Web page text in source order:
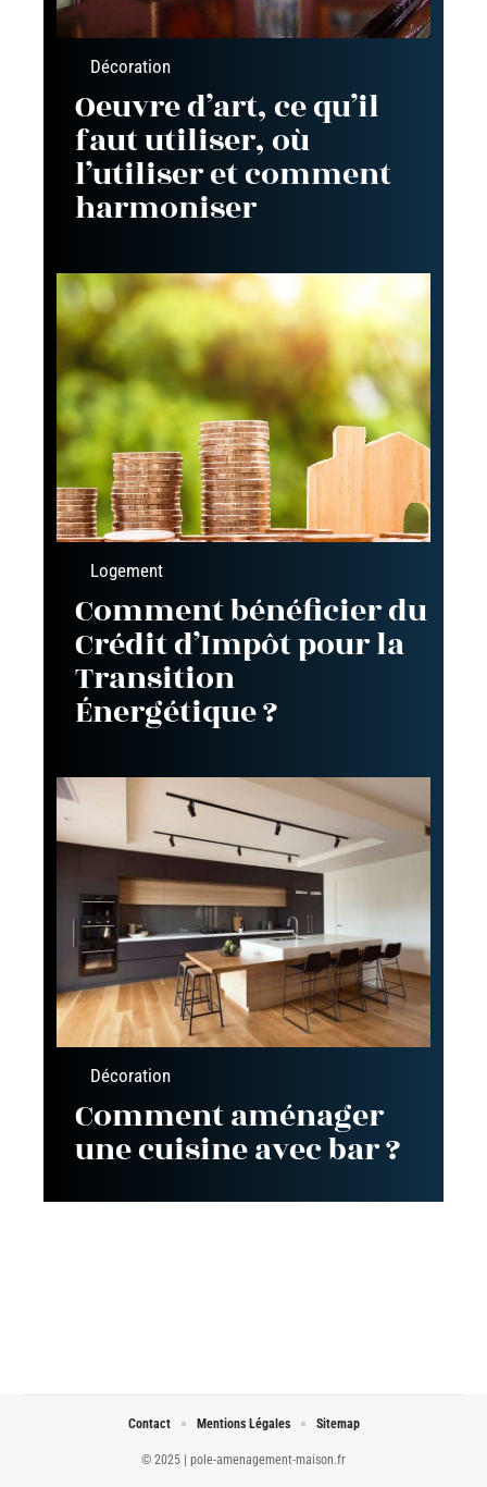
Décoration
Oeuvre d’art, ce qu’il
faut utiliser, où
l’utiliser et comment
harmoniser
Logement
Comment bénéficier du
Crédit d’Impôt pour la
Transition
Énergétique ?
Décoration
Comment aménager
une cuisine avec bar ?
© 2025 | pole-amenagement-maison.fr
Contact Mentions Légales Sitemap